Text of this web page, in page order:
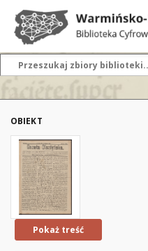
OBIEKT
Pokaż treść